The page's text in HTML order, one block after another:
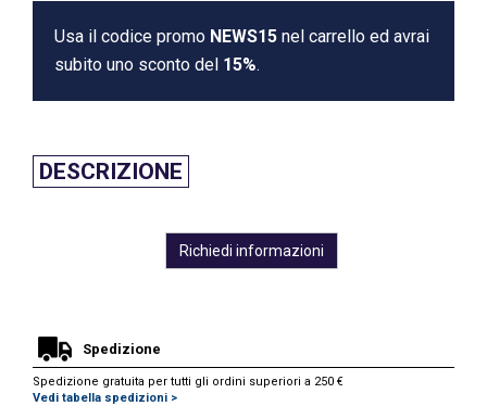
Usa il codice promo NEWS15 nel carrello ed avrai
subito uno sconto del 15%.
DESCRIZIONE
Richiedi informazioni
Spedizione
Spedizione gratuita per tutti gli ordini superiori a 250 €
Vedi tabella spedizioni >